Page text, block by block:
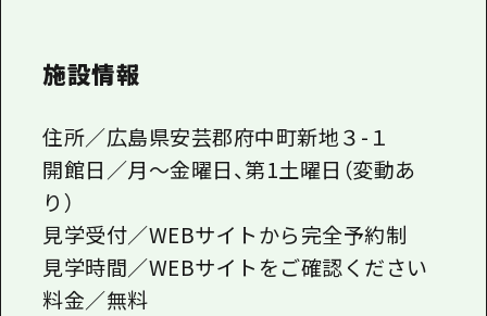
施設情報
住所／広島県安芸郡府中町新地３-１
開館日／月～金曜日、第1土曜日（変動あ
り）
見学受付／WEBサイトから完全予約制
見学時間／WEBサイトをご確認ください
料金／無料